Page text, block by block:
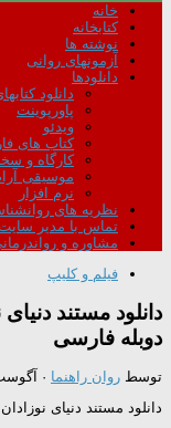
خانه
کتابخانه
نوشته ها
آزمونهای روانی
دانلودها
دانلود
پاورپوینت
ویدئو
کتاب های
کارگاه و
موسیقی
نرم افزار
نظریه های
تماس با مدیر
مشاوره و
فیلم و کلیپ
دوبله فارسی
توسط روان راهنما · آگوست 29,
دانلود مستند دنیای نوزادان